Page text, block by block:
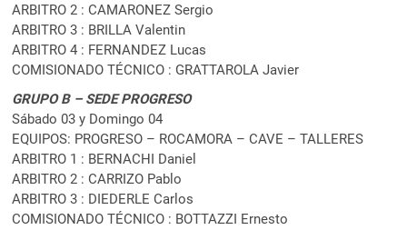
ARBITRO 2 : CAMARONEZ Sergio
ARBITRO 3 : BRILLA Valentin
ARBITRO 4 : FERNANDEZ Lucas
COMISIONADO TÉCNICO : GRATTAROLA Javier
GRUPO B – SEDE PROGRESO
Sábado 03 y Domingo 04
EQUIPOS: PROGRESO – ROCAMORA – CAVE – TALLERES
ARBITRO 1 : BERNACHI Daniel
ARBITRO 2 : CARRIZO Pablo
ARBITRO 3 : DIEDERLE Carlos
COMISIONADO TÉCNICO : BOTTAZZI Ernesto